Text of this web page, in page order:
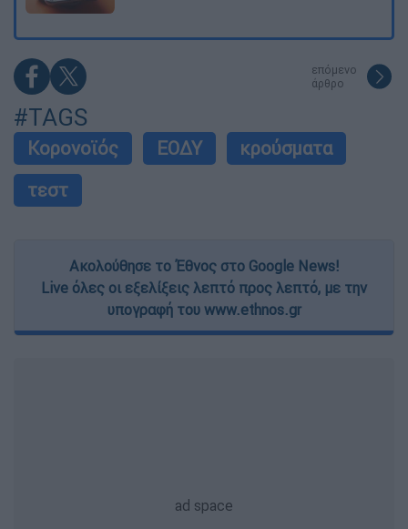
επόμενο
άρθρο
#TAGS
Κορονοϊός ΕΟΔΥ
κρούσματα
τεστ
Ακολούθησε το Έθνος στο Google News!
Live όλες οι εξελίξεις λεπτό προς λεπτό, με την
υπογραφή του www.ethnos.gr